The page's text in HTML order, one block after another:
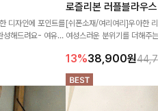
디자인에 포인트를
성해드려요- 여유로
로즐리본 러플블라우스
[쉬폰소재/여리여리]우아한
여성스러운 분위기를 더해주
13%38,900원